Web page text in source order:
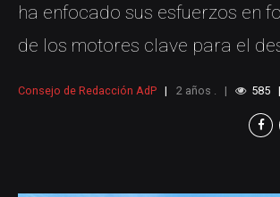
ha enfocado sus esfuerzos en
de los motores clave para el
oportunidades, no solo
economía local, sino que
Consejo de Redacción AdP 2 años . 585